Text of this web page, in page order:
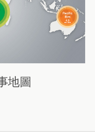
地圖